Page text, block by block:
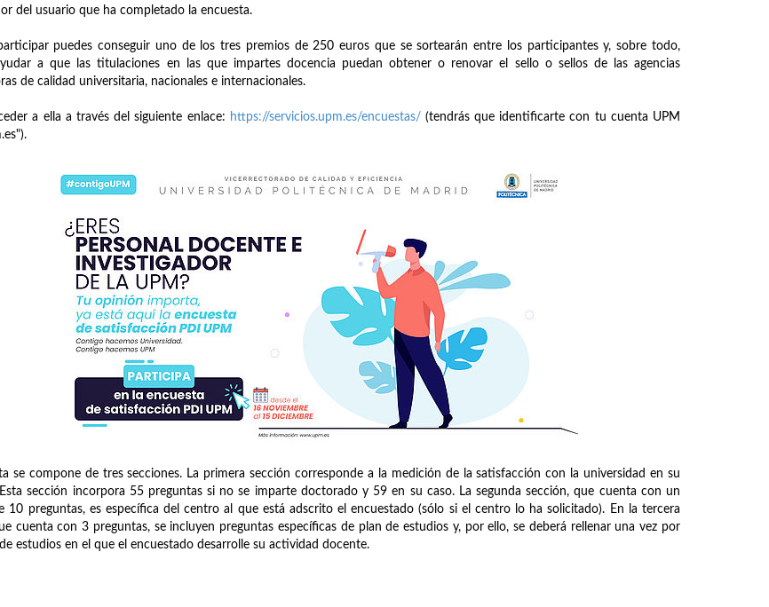
del usuario que ha completado la encuesta.
puedes conseguir uno de los tres premios de 250 euros que se sortearán entre los participantes y, sobre todo,
a que las titulaciones en las que impartes docencia puedan obtener o renovar el sello o sellos de las agencias
de calidad universitaria, nacionales e internacionales.
a ella a través del siguiente enlace: https://servicios.upm.es/encuestas/(tendrás que identificarte con tu cuenta UPM
se compone de tres secciones. La primera sección corresponde a la medición de la satisfacción con la universidad en su
sección incorpora 55 preguntas si no se imparte doctorado y 59 en su caso. La segunda sección, que cuenta con un
10 preguntas, es específica del centro al que está adscrito el encuestado (sólo si el centro lo ha solicitado). En la tercera
cuenta con 3 preguntas, se incluyen preguntas específicas de plan de estudios y, por ello, se deberá rellenar una vez por
estudios en el que el encuestado desarrolle su actividad docente.